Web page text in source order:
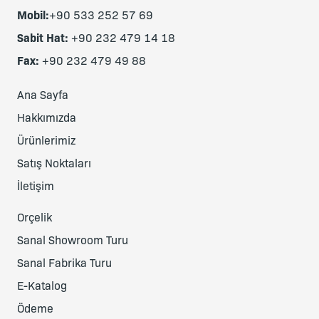
Mobil:+90 533 252 57 69
Sabit Hat: +90 232 479 14 18
Fax: +90 232 479 49 88
Ana Sayfa
Hakkımızda
Ürünlerimiz
Satış Noktaları
İletişim
Orçelik
Sanal Showroom Turu
Sanal Fabrika Turu
E-Katalog
Ödeme